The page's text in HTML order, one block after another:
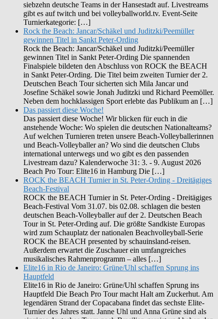
siebzehn deutsche Teams in der Hansestadt auf. Livestreams
gibt es auf twitch und bei volleyballworld.tv. Event-Seite
Turnierkategorie: […]
Rock the Beach: Jancar/Schäkel und Juditzki/Peemüller
gewinnen Titel in Sankt Peter-Ording
Rock the Beach: Jancar/Schäkel und Juditzki/Peemüller
gewinnen Titel in Sankt Peter-Ording Die spannenden
Finalspiele bildeten den Abschluss von ROCK the BEACH
in Sankt Peter-Ording. Die Titel beim zweiten Turnier der 2.
Deutschen Beach Tour sicherten sich Mila Jancar und
Josefine Schäkel sowie Jonah Juditzki und Richard Peemöller.
Neben dem hochklassigen Sport erlebte das Publikum an […]
Das passiert diese Woche!
Das passiert diese Woche! Wir blicken für euch in die
anstehende Woche: Wo spielen die deutschen Nationalteams?
Auf welchen Turnieren treten unsere Beach-Volleyballerinnen
und Beach-Volleyballer an? Wo sind die deutschen Clubs
international unterwegs und wo gibt es den passenden
Livestream dazu? Kalenderwoche 31: 3. - 9. August 2026
Beach Pro Tour: Elite16 in Hamburg Die […]
ROCK the BEACH Turnier in St. Peter-Ording - Dreitägiges
Beach-Festival
ROCK the BEACH Turnier in St. Peter-Ording - Dreitägiges
Beach-Festival Vom 31.07. bis 02.08. schlagen die besten
deutschen Beach-Volleyballer auf der 2. Deutschen Beach
Tour in St. Peter-Ording auf. Die größte Sandkiste Europas
wird zum Schauplatz der nationalen Beachvolleyball-Serie
ROCK the BEACH presented by schauinsland-reisen.
Außerdem erwartet die Zuschauer ein umfangreiches
musikalisches Rahmenprogramm – alles […]
Elite16 in Rio de Janeiro: Grüne/Uhl schaffen Sprung ins
Hauptfeld
Elite16 in Rio de Janeiro: Grüne/Uhl schaffen Sprung ins
Hauptfeld Die Beach Pro Tour macht Halt am Zuckerhut. Am
legendären Strand der Copacabana findet das sechste Elite-
Turnier des Jahres statt. Janne Uhl und Anna Grüne sind als